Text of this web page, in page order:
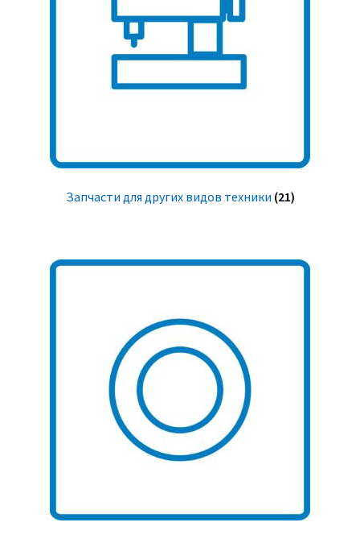
Запчасти для других видов техники (21)